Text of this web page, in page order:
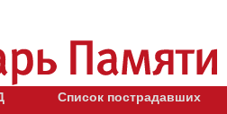
Список пострадавших